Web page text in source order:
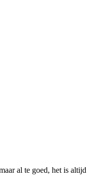
al te goed, het is altijd